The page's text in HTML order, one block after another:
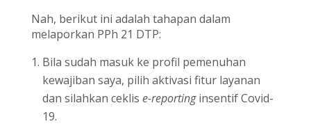
Nah, berikut ini adalah tahapan dalam
melaporkan PPh 21 DTP:
Bila sudah masuk ke profil pemenuhan
kewajiban saya, pilih aktivasi fitur layanan
dan silahkan ceklis e-reportinginsentif Covid-
19.